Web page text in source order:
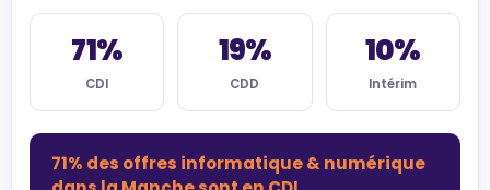
71%
CDI
19%
CDD
10%
Intérim
71% des offres informatique & numérique